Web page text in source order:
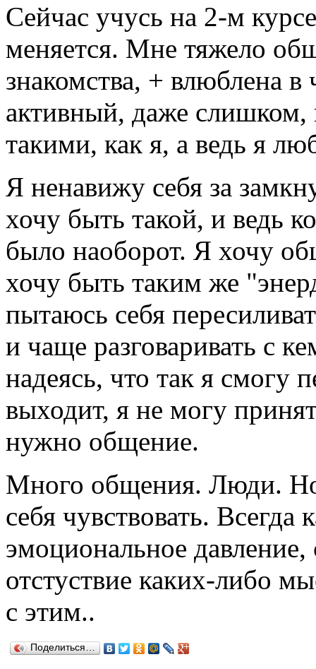
Сейчас учусь на 2-м
меняется. Мне тяжело
знакомства, + влюблена в
активный, даже
такими, как я, а ведь я
Я ненавижу себя за
хочу быть такой, и ведь
было наоборот. Я хочу
хочу быть таким же
пытаюсь себя
и чаще разговаривать с
надеясь, что так я смогу
выходит, я не могу
нужно общение.
Много общения. Люди. Но
себя чувствовать. Всегда
эмоциональное давление,
отстуствие каких-либо
с этим..
Поделиться…